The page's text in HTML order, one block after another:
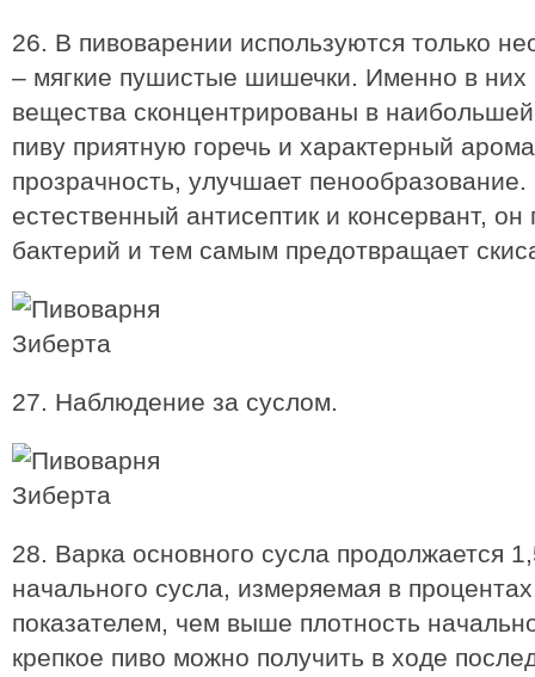
26. В пивоварении используются только
– мягкие пушистые шишечки. Именно в них
вещества сконцентрированы в
пиву приятную горечь и характерный
прозрачность, улучшает
естественный антисептик и консервант, он
бактерий и тем самым предотвращает
27. Наблюдение за суслом.
28. Варка основного сусла продолжается
начального сусла, измеряемая в
показателем, чем выше плотность
крепкое пиво можно получить в ходе